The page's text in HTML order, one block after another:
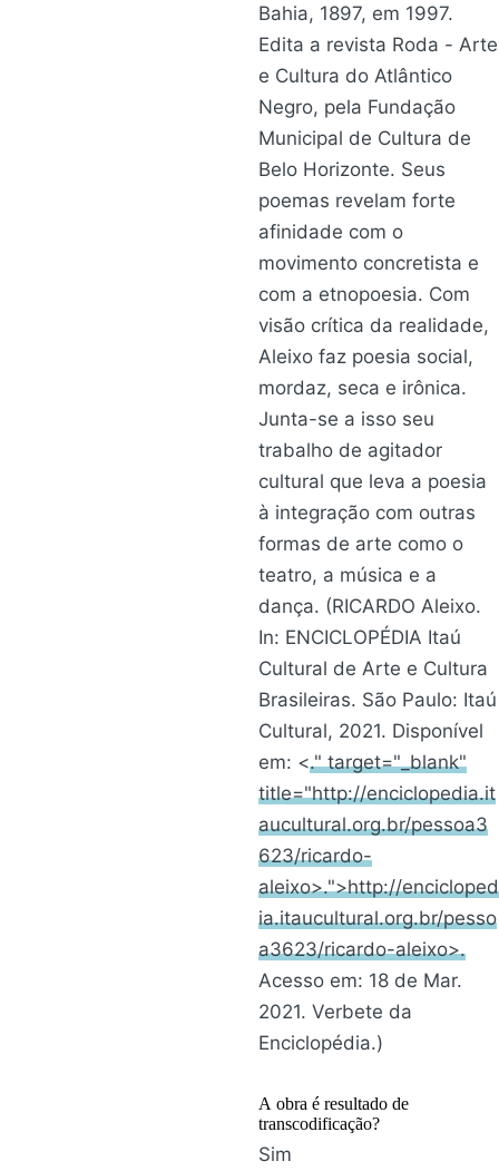
Bahia, 1897, em 1997.
Edita a revista Roda - Arte
e Cultura do Atlântico
Negro, pela Fundação
Municipal de Cultura de
Belo Horizonte. Seus
poemas revelam forte
afinidade com o
movimento concretista e
com a etnopoesia. Com
visão crítica da realidade,
Aleixo faz poesia social,
mordaz, seca e irônica.
Junta-se a isso seu
trabalho de agitador
cultural que leva a poesia
à integração com outras
formas de arte como o
teatro, a música e a
dança. (RICARDO Aleixo.
In: ENCICLOPÉDIA Itaú
Cultural de Arte e Cultura
Brasileiras. São Paulo: Itaú
Cultural, 2021. Disponível
em: <." target="_blank"
title="http://enciclopedia.it
aucultural.org.br/pessoa3
623/ricardo-
aleixo>.">http://encicloped
ia.itaucultural.org.br/pesso
a3623/ricardo-aleixo>.
Acesso em: 18 de Mar.
2021. Verbete da
Enciclopédia.)
A obra é resultado de
transcodificação?
Sim